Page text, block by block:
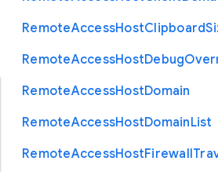
RemoteAccessHostClipboard
RemoteAccessHostDebug
RemoteAccessHostDomain
RemoteAccessHostDomainList
RemoteAccessHostFirewall